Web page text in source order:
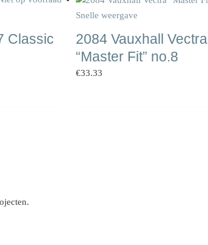
Classic
Snelle weergave
2084 Vauxhall Vectra
“Master Fit” no.8
€33.33